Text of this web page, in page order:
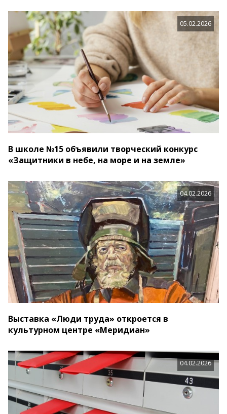
05.02.2026
В школе №15 объявили творческий конкурс
«Защитники в небе, на море и на земле»
04.02.2026
Выставка «Люди труда» откроется в
культурном центре «Меридиан»
04.02.2026